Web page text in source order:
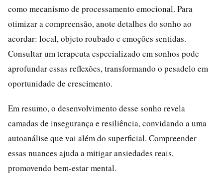
como mecanismo de processamento emocional. Para
otimizar a compreensão, anote detalhes do sonho ao
acordar: local, objeto roubado e emoções sentidas.
Consultar um terapeuta especializado em sonhos pode
aprofundar essas reflexões, transformando o pesadelo em
oportunidade de crescimento.
Em resumo, o desenvolvimento desse sonho revela
camadas de insegurança e resiliência, convidando a uma
autoanálise que vai além do superficial. Compreender
essas nuances ajuda a mitigar ansiedades reais,
promovendo bem-estar mental.